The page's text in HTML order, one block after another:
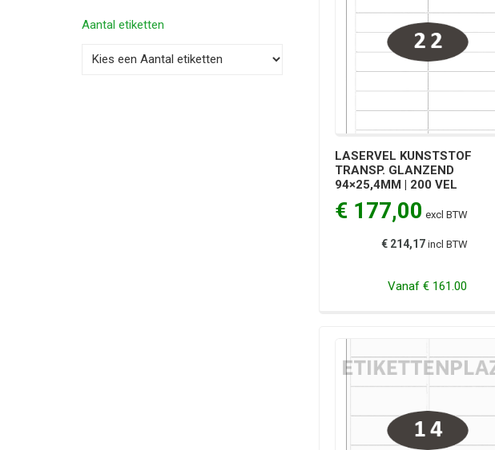
Aantal etiketten
LASERVEL KUNSTSTOF
TRANSP. GLANZEND
94×25,4MM | 200 VEL
€ 177,00 excl BTW
€ 214,17incl BTW
Vanaf€ 161.00